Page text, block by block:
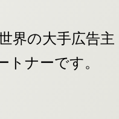
界の大手広告主
ナーです。